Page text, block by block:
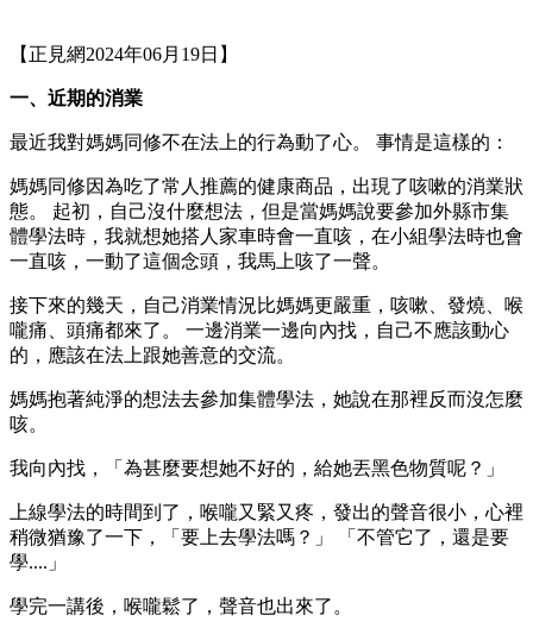
【正見網2024年06月19日】
一、近期的消業
最近我對媽媽同修不在法上的行為動了心。 事情是這樣的：
媽媽同修因為吃了常人推薦的健康商品，出現了咳嗽的消業狀
態。 起初，自己沒什麼想法，但是當媽媽說要參加外縣市集
體學法時，我就想她搭人家車時會一直咳，在小組學法時也會
一直咳，一動了這個念頭，我馬上咳了一聲。
接下來的幾天，自己消業情況比媽媽更嚴重，咳嗽、發燒、喉
嚨痛、頭痛都來了。 一邊消業一邊向內找，自己不應該動心
的，應該在法上跟她善意的交流。
媽媽抱著純淨的想法去參加集體學法，她說在那裡反而沒怎麼
咳。
我向內找，「為甚麼要想她不好的，給她丟黑色物質呢？」
上線學法的時間到了，喉嚨又緊又疼，發出的聲音很小，心裡
稍微猶豫了一下，「要上去學法嗎？」 「不管它了，還是要
學....」
學完一講後，喉嚨鬆了，聲音也出來了。